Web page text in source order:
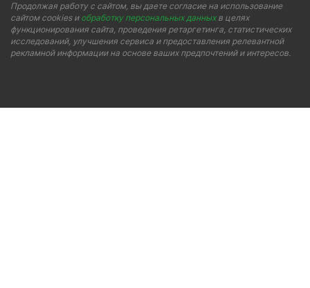
Продолжая работу с сайтом, вы даете согласие на использование
сайтом cookies и обработку персональных данныхв целях
функционирования сайта, проведения ретаргетинга, статистических
исследований, улучшения сервиса и предоставления релевантной
рекламной информации на основе ваших предпочтений и интересов.